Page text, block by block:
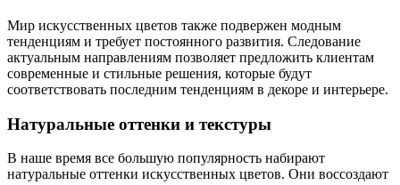
Мир искусственных цветов также подвержен модным
тенденциям и требует постоянного развития. Следование
актуальным направлениям позволяет предложить клиентам
современные и стильные решения, которые будут
соответствовать последним тенденциям в декоре и интерьере.
Натуральные оттенки и текстуры
В наше время все большую популярность набирают
натуральные оттенки искусственных цветов. Они воссоздают